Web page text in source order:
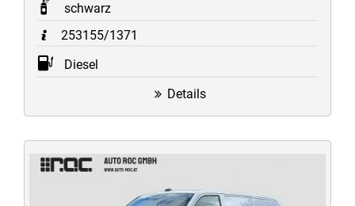
schwarz
253155/1371
Diesel
Details